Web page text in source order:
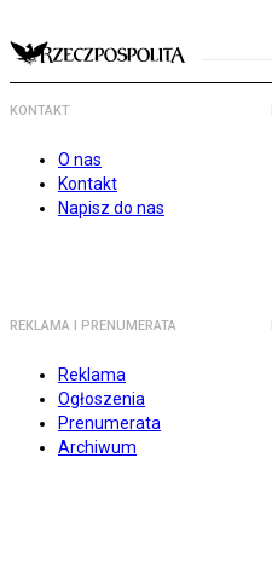
KONTAKT
O nas
Kontakt
Napisz do nas
REKLAMA I PRENUMERATA
Reklama
Ogłoszenia
Prenumerata
Archiwum